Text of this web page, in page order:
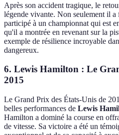
Après son accident tragique, le
légende vivante. Non seulement il a
participé à un championnat qui est
qu'il a montrée en revenant sur la
exemple de résilience incroyable
dangereux.
6. Lewis Hamilton : Le
2015
Le Grand Prix des États-Unis de
belles performances de Lewis
Hamilton a dominé la course en
de vitesse. Sa victoire a été un